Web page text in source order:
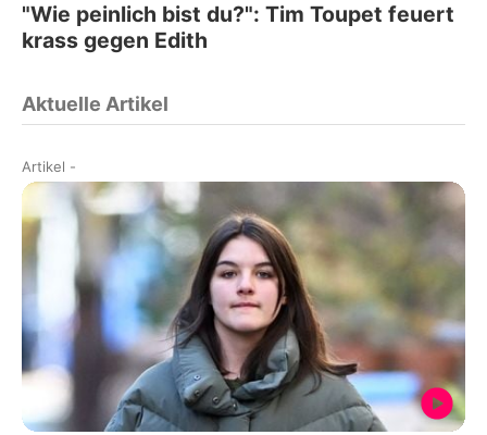
"Wie peinlich bist du?": Tim Toupet feuert
krass gegen Edith
Aktuelle Artikel
Artikel -